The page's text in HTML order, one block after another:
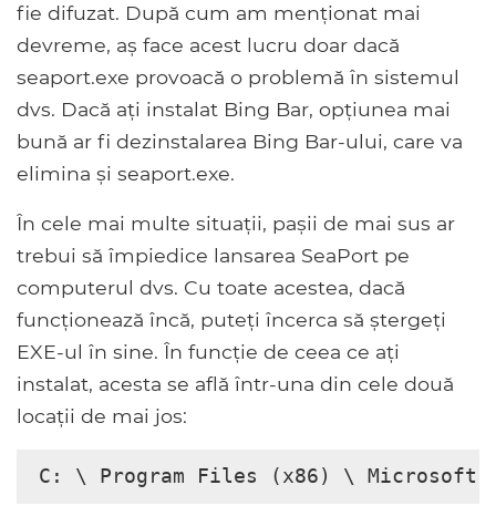
fie difuzat. După cum am menționat mai
devreme, aș face acest lucru doar dacă
seaport.exe provoacă o problemă în sistemul
dvs. Dacă ați instalat Bing Bar, opțiunea mai
bună ar fi dezinstalarea Bing Bar-ului, care va
elimina și seaport.exe.
În cele mai multe situații, pașii de mai sus ar
trebui să împiedice lansarea SeaPort pe
computerul dvs. Cu toate acestea, dacă
funcționează încă, puteți încerca să ștergeți
EXE-ul în sine. În funcție de ceea ce ați
instalat, acesta se află într-una din cele două
locații de mai jos:
C: \ Program Files (x86) \ Microsoft